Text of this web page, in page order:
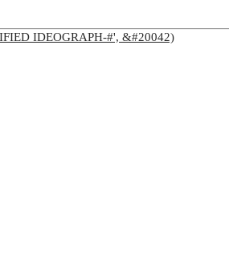
IDEOGRAPH-#', &#20042)